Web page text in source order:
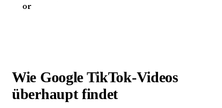
or
Wie Google TikTok-Videos
überhaupt findet